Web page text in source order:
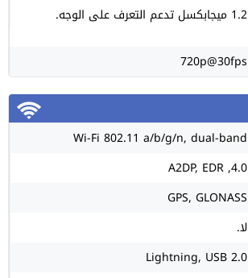
1.2 ميجابكسل تدعم التعرف على الوجه.
720p@30fps
Wi-Fi 802.11 a/b/g/n, dual-band
4.0, A2DP, EDR
GPS, GLONASS
لا.
Lightning, USB 2.0